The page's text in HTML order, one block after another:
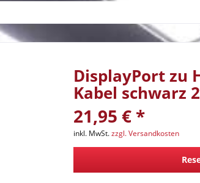
DisplayPort zu
Kabel schwarz
21,95 € *
inkl. MwSt.zzgl. Versandkosten